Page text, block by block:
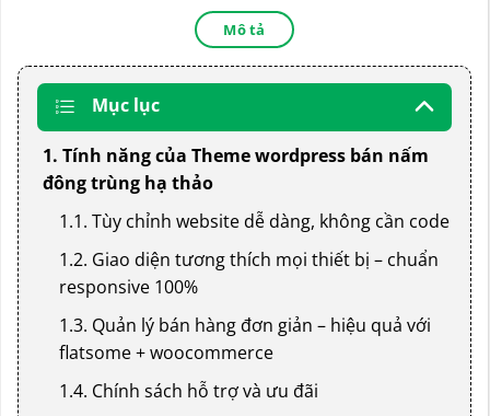
Mô tả
Mục lục
1. Tính năng của Theme wordpress bán nấm
đông trùng hạ thảo
1.1. Tùy chỉnh website dễ dàng, không cần code
1.2. Giao diện tương thích mọi thiết bị – chuẩn
responsive 100%
1.3. Quản lý bán hàng đơn giản – hiệu quả với
flatsome + woocommerce
1.4. Chính sách hỗ trợ và ưu đãi